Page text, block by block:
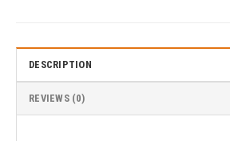
DESCRIPTION
REVIEWS (0)